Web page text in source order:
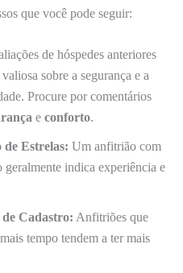
que você pode seguir:
de hóspedes anteriores
sobre a segurança e a
Procure por comentários
e conforto.
Estrelas: Um anfitrião com
geralmente indica experiência e
Cadastro: Anfitriões que
tempo tendem a ter mais